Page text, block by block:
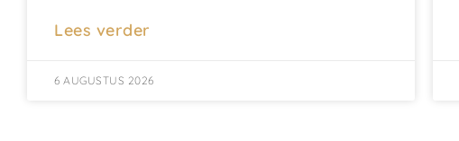
Lees verder
6 AUGUSTUS 2026